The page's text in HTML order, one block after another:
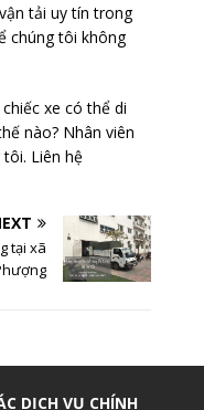
tải uy tín trong
chúng tôi không
xe có thể di
nào? Nhân viên
Liên hệ
tại xã
DỊCH VỤ CHÍNH